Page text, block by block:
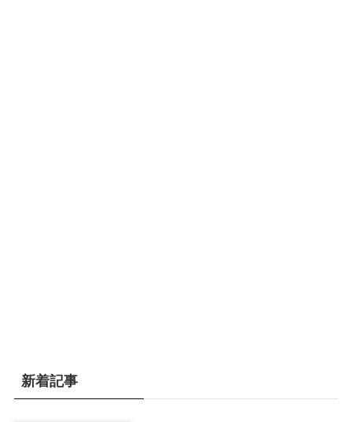
新着記事